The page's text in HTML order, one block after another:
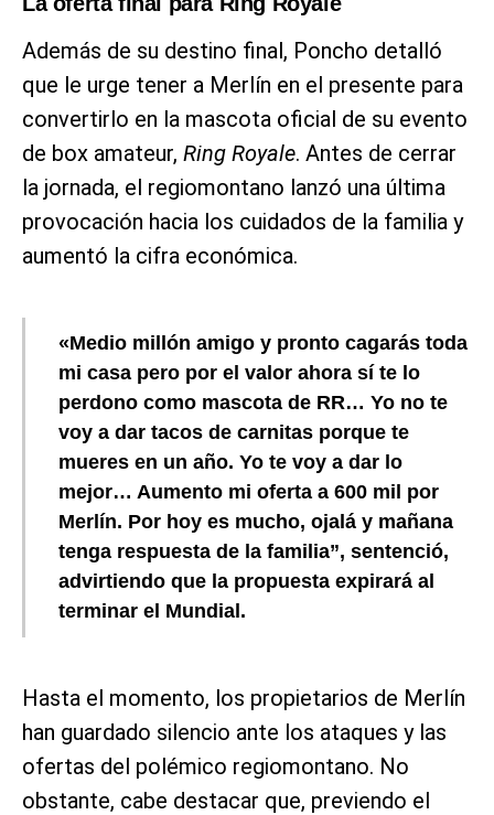
Además de su destino final, Poncho detalló
que le urge tener a Merlín en el presente para
convertirlo en la mascota oficial de su evento
de box amateur, Ring Royale. Antes de cerrar
la jornada, el regiomontano lanzó una última
provocación hacia los cuidados de la familia y
aumentó la cifra económica.
«Medio millón amigo y pronto cagarás toda
mi casa pero por el valor ahora sí te lo
perdono como mascota de RR… Yo no te
voy a dar tacos de carnitas porque te
mueres en un año. Yo te voy a dar lo
mejor… Aumento mi oferta a 600 mil por
Merlín. Por hoy es mucho, ojalá y mañana
tenga respuesta de la familia”, sentenció,
advirtiendo que la propuesta expirará al
terminar el Mundial.
Hasta el momento, los propietarios de Merlín
han guardado silencio ante los ataques y las
ofertas del polémico regiomontano. No
obstante, cabe destacar que, previendo el